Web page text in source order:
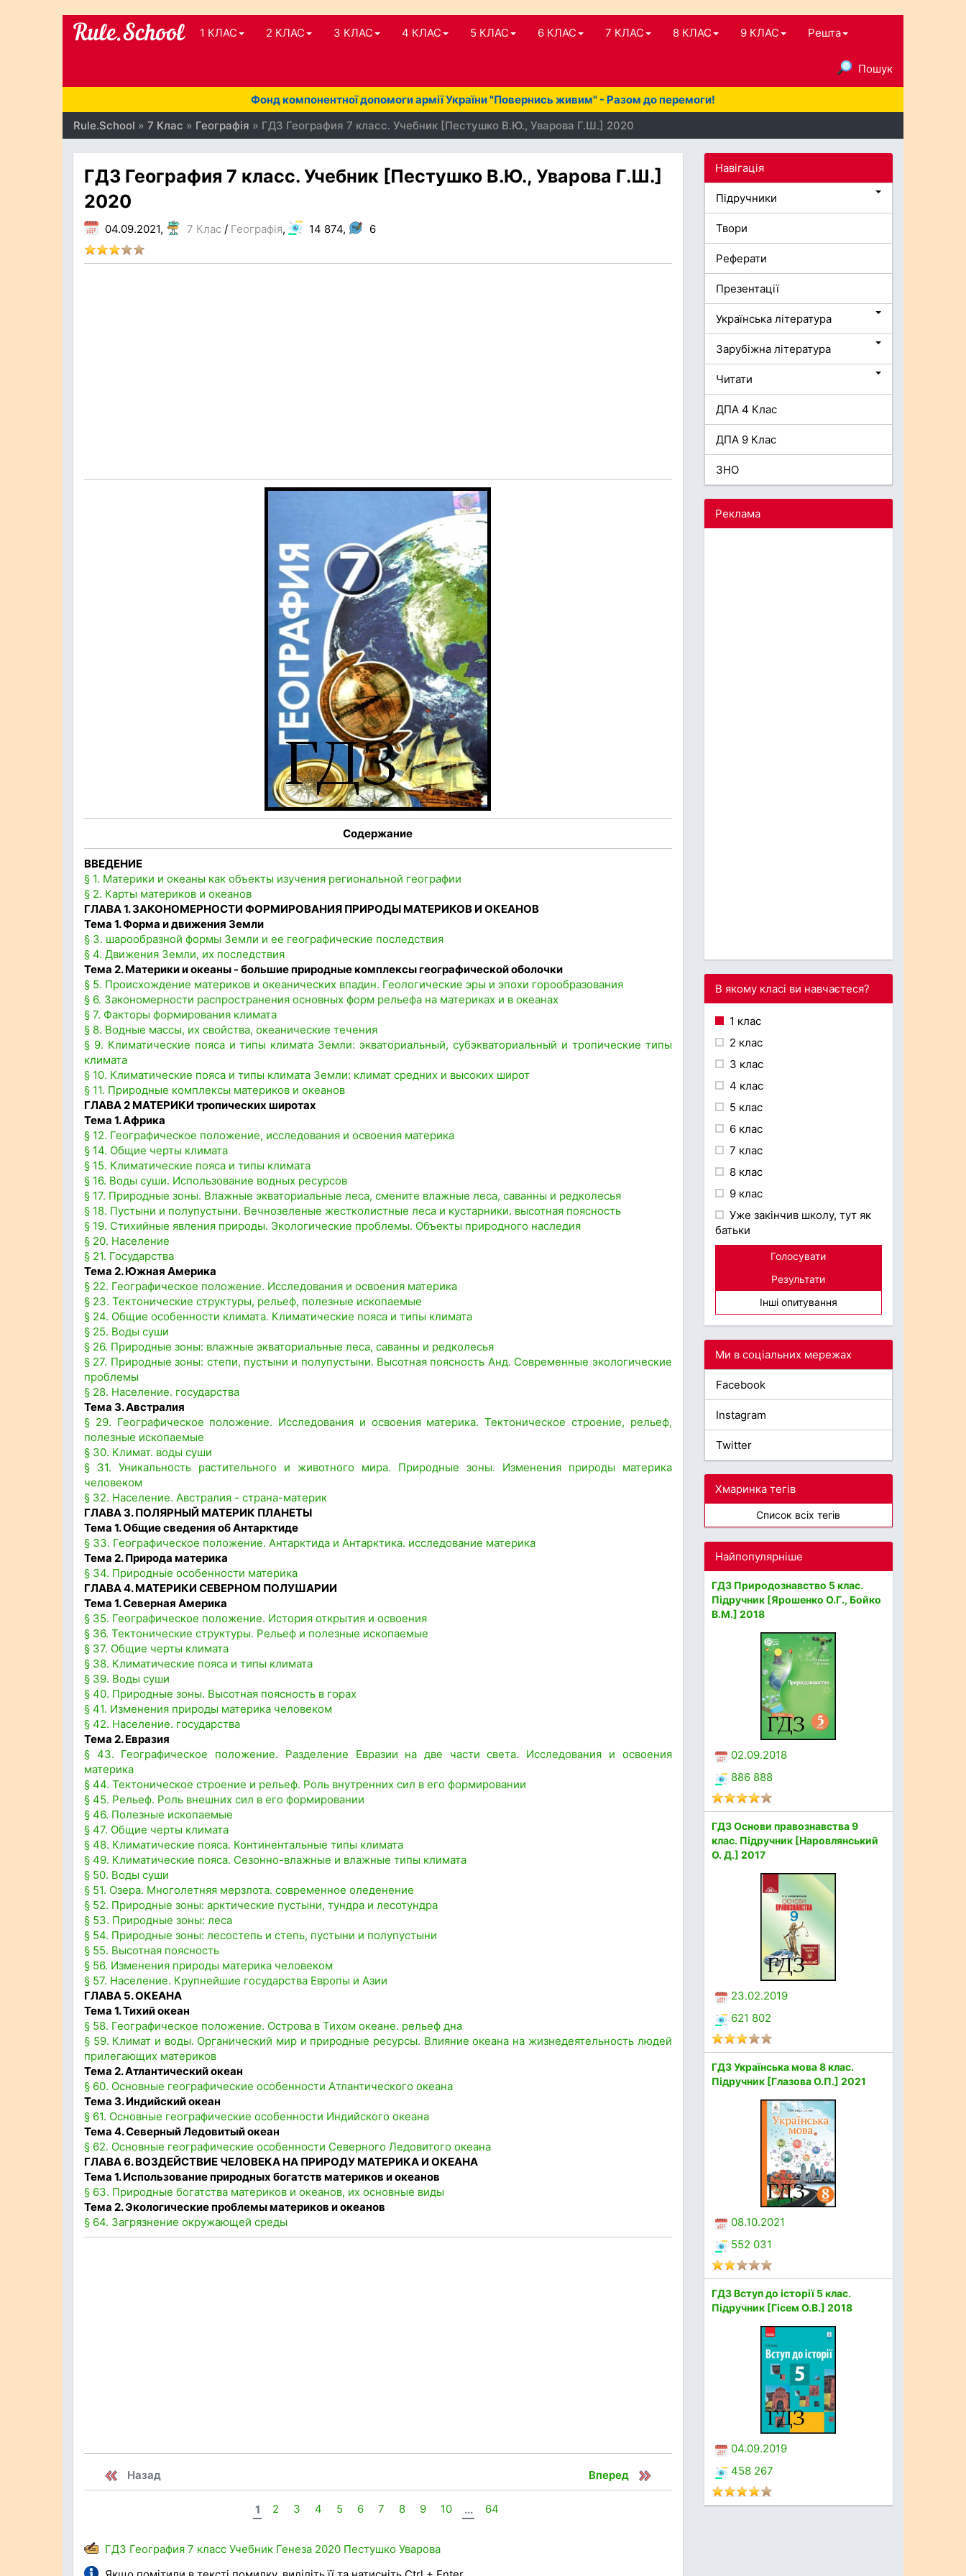
1 КЛАС 2 КЛАС 3 КЛАС 4 КЛАС 5 КЛАС 6 КЛАС 7 КЛАС 8 КЛАС 9 КЛАС Решта
Пошук
Фонд компонентної допомоги армії України "Повернись живим" - Разом до перемоги!
Rule.School » 7 Клас » Географія » ГДЗ География 7 класс. Учебник [Пестушко В.Ю., Уварова Г.Ш.] 2020
ГДЗ География 7 класс. Учебник [Пестушко В.Ю., Уварова Г.Ш.]
2020
04.09.2021, 7 Клас / Географія, 14 874, 6
Содержание
ВВЕДЕНИЕ
§ 1. Материки и океаны как объекты изучения региональной географии
§ 2. Карты материков и океанов
ГЛАВА 1. ЗАКОНОМЕРНОСТИ ФОРМИРОВАНИЯ ПРИРОДЫ МАТЕРИКОВ И ОКЕАНОВ
Тема 1. Форма и движения Земли
§ 3. шарообразной формы Земли и ее географические последствия
§ 4. Движения Земли, их последствия
Тема 2. Материки и океаны - большие природные комплексы географической оболочки
§ 5. Происхождение материков и океанических впадин. Геологические эры и эпохи горообразования
§ 6. Закономерности распространения основных форм рельефа на материках и в океанах
§ 7. Факторы формирования климата
§ 8. Водные массы, их свойства, океанические течения
§ 9. Климатические пояса и типы климата Земли: экваториальный, субэкваториальный и тропические типы
климата
§ 10. Климатические пояса и типы климата Земли: климат средних и высоких широт
§ 11. Природные комплексы материков и океанов
ГЛАВА 2 МАТЕРИКИ тропических широтах
Тема 1. Африка
§ 12. Географическое положение, исследования и освоения материка
§ 14. Общие черты климата
§ 15. Климатические пояса и типы климата
§ 16. Воды суши. Использование водных ресурсов
§ 17. Природные зоны. Влажные экваториальные леса, смените влажные леса, саванны и редколесья
§ 18. Пустыни и полупустыни. Вечнозеленые жестколистные леса и кустарники. высотная поясность
§ 19. Стихийные явления природы. Экологические проблемы. Объекты природного наследия
§ 20. Население
§ 21. Государства
Тема 2. Южная Америка
§ 22. Географическое положение. Исследования и освоения материка
§ 23. Тектонические структуры, рельеф, полезные ископаемые
§ 24. Общие особенности климата. Климатические пояса и типы климата
§ 25. Воды суши
§ 26. Природные зоны: влажные экваториальные леса, саванны и редколесья
§ 27. Природные зоны: степи, пустыни и полупустыни. Высотная поясность Анд. Современные экологические
проблемы
§ 28. Население. государства
Тема 3. Австралия
§ 29. Географическое положение. Исследования и освоения материка. Тектоническое строение, рельеф,
полезные ископаемые
§ 30. Климат. воды суши
§ 31. Уникальность растительного и животного мира. Природные зоны. Изменения природы материка
человеком
§ 32. Население. Австралия - страна-материк
ГЛАВА 3. ПОЛЯРНЫЙ МАТЕРИК ПЛАНЕТЫ
Тема 1. Общие сведения об Антарктиде
§ 33. Географическое положение. Антарктида и Антарктика. исследование материка
Тема 2. Природа материка
§ 34. Природные особенности материка
ГЛАВА 4. МАТЕРИКИ СЕВЕРНОМ ПОЛУШАРИИ
Тема 1. Северная Америка
§ 35. Географическое положение. История открытия и освоения
§ 36. Тектонические структуры. Рельеф и полезные ископаемые
§ 37. Общие черты климата
§ 38. Климатические пояса и типы климата
§ 39. Воды суши
§ 40. Природные зоны. Высотная поясность в горах
§ 41. Изменения природы материка человеком
§ 42. Население. государства
Тема 2. Евразия
§ 43. Географическое положение. Разделение Евразии на две части света. Исследования и освоения
материка
§ 44. Тектоническое строение и рельеф. Роль внутренних сил в его формировании
§ 45. Рельеф. Роль внешних сил в его формировании
§ 46. Полезные ископаемые
§ 47. Общие черты климата
§ 48. Климатические пояса. Континентальные типы климата
§ 49. Климатические пояса. Сезонно-влажные и влажные типы климата
§ 50. Воды суши
§ 51. Озера. Многолетняя мерзлота. современное оледенение
§ 52. Природные зоны: арктические пустыни, тундра и лесотундра
§ 53. Природные зоны: леса
§ 54. Природные зоны: лесостепь и степь, пустыни и полупустыни
§ 55. Высотная поясность
§ 56. Изменения природы материка человеком
§ 57. Население. Крупнейшие государства Европы и Азии
ГЛАВА 5. ОКЕАНА
Тема 1. Тихий океан
§ 58. Географическое положение. Острова в Тихом океане. рельеф дна
§ 59. Климат и воды. Органический мир и природные ресурсы. Влияние океана на жизнедеятельность людей
прилегающих материков
Тема 2. Атлантический океан
§ 60. Основные географические особенности Атлантического океана
Тема 3. Индийский океан
§ 61. Основные географические особенности Индийского океана
Тема 4. Северный Ледовитый океан
§ 62. Основные географические особенности Северного Ледовитого океана
ГЛАВА 6. ВОЗДЕЙСТВИЕ ЧЕЛОВЕКА НА ПРИРОДУ МАТЕРИКА И ОКЕАНА
Тема 1. Использование природных богатств материков и океанов
§ 63. Природные богатства материков и океанов, их основные виды
Тема 2. Экологические проблемы материков и океанов
§ 64. Загрязнение окружающей среды
Назад Вперед
1 2 3 4 5 6 7 8 9 10 ... 64
ГДЗ География 7 класс Учебник Генеза 2020 Пестушко Уварова
Навігація
Підручники
Твори
Реферати
Презентації
Українська література
Зарубіжна література
Читати
ДПА 4 Клас
ДПА 9 Клас
ЗНО
Реклама
В якому класі ви навчаєтеся?
1 клас
2 клас
3 клас
4 клас
5 клас
6 клас
7 клас
8 клас
9 клас
Уже закінчив школу, тут як
батьки
Голосувати
Результати
Інші опитування
Ми в соціальних мережах
Facebook
Instagram
Twitter
Хмаринка тегів
Список всіх тегів
Найпопулярніше
ГДЗ Природознавство 5 клас.
Підручник [Ярошенко О.Г., Бойко
В.М.] 2018
02.09.2018
886 888
ГДЗ Основи правознавства 9
клас. Підручник [Наровлянський
О. Д.] 2017
23.02.2019
621 802
ГДЗ Українська мова 8 клас.
Підручник [Глазова О.П.] 2021
08.10.2021
552 031
ГДЗ Вступ до історії 5 клас.
Підручник [Гісем О.В.] 2018
04.09.2019
458 267